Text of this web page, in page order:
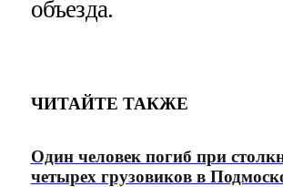
объезда.
ЧИТАЙТЕ ТАКЖЕ
Один человек погиб при
четырех грузовиков в